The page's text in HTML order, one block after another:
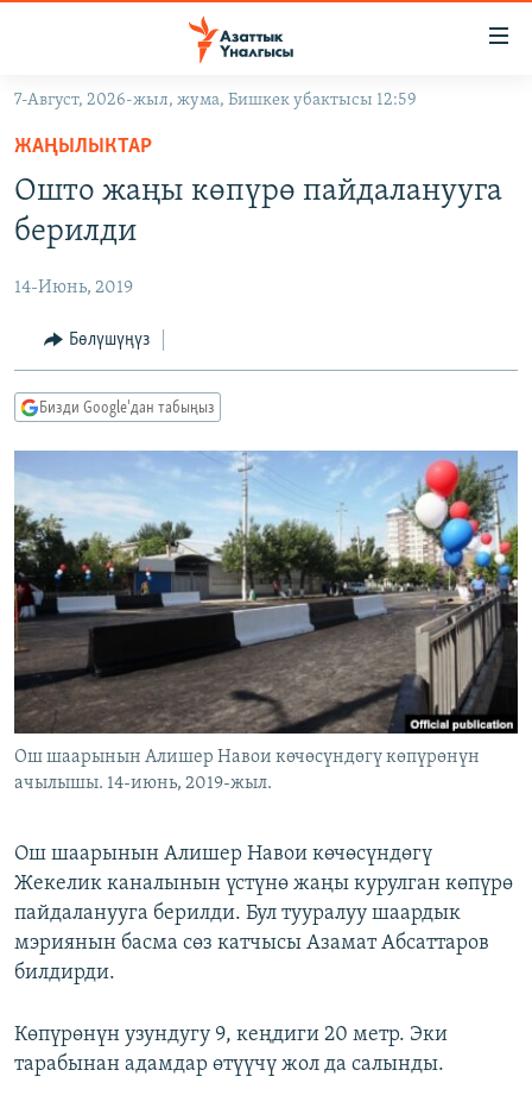
Навигацияга
өтүңүз
Издөөгө
салыңыз
ЭКОНОМИКА
МАДАНИЯТ
ДҮЙНӨ
БОРБОР АЗИЯ
УКРАИНА
АТАЙЫН ИЛИКТӨӨ
ТВ ПРОГРАММАЛАР
ЭКСПЕРТТЕР ТАЛДАЙТ
БИЗ ЖАНА ДҮЙНӨ
ДАНИСТЕ
ЭЖЕ-СИҢДИЛЕР
АЗАТТЫК+
ЫҢГАЙСЫЗ СУРООЛОР
ӨЗГӨЧӨ ПИКИР
Русский
ОНЛАЙН ШЕРИНЕ
ЭЕ/АРнун бардык сайттары
7-Август, 2026-жыл, жума, Бишкек убактысы 12:59
ЖАҢЫЛЫКТАР
Ошто жаңы көпүрө пайдаланууга
берилди
14-Июнь, 2019
Бөлүшүңүз
Бизди Google'дан табыңыз
Ош шаарынын Алишер Навои көчөсүндөгү көпүрөнүн
ачылышы. 14-июнь, 2019-жыл.
Ош шаарынын Алишер Навои көчөсүндөгү
Жекелик каналынын үстүнө жаңы курулган көпүрө
пайдаланууга берилди. Бул тууралуу шаардык
мэриянын басма сөз катчысы Азамат Абсаттаров
билдирди.
Көпүрөнүн узундугу 9, кеңдиги 20 метр. Эки
тарабынан адамдар өтүүчү жол да салынды.